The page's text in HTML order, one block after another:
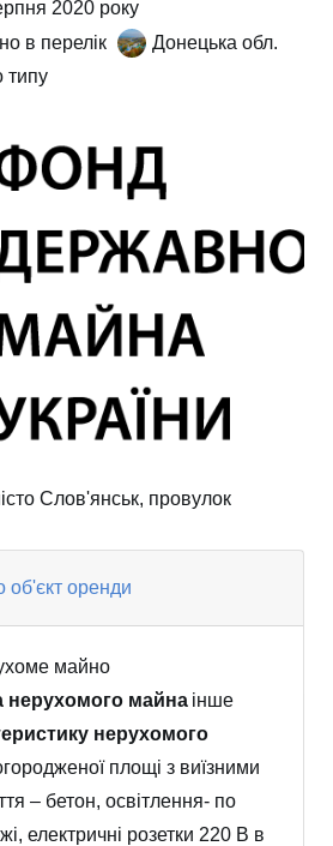
2020 року
в перелік
Донецька обл.
типу
Слов'янськ, провулок
об'єкт оренди
майно
нерухомого майна інше
нерухомого
площі з виїзними
– бетон, освітлення- по
електричні розетки 220 В в